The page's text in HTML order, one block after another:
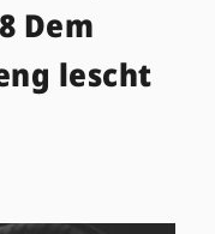
Dem
lescht